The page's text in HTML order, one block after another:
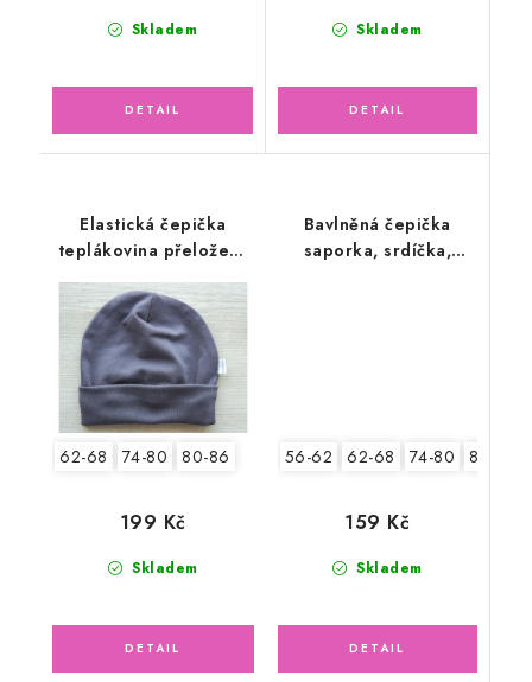
Skladem Skladem
Elastická čepička
teplákovina přeložený
lem, šedá
62-68 74-80 80-86
Skladem
199 Kč
Bavlněná čepička
saporka, srdíčka,
56-62 62-68 74-80 80-86
Skladem
159 Kč